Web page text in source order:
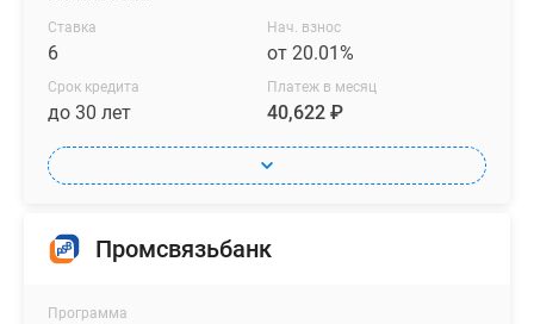
Ставка
6
Нач. взнос
от 20.01%
Срок кредита
до 30 лет
Платеж в месяц
40,622 ₽
Промсвязьбанк
Программа